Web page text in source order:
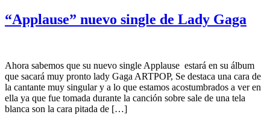
“Applause” nuevo single de Lady Gaga
Ahora sabemos que su nuevo single Applause estará en su álbum
que sacará muy pronto lady Gaga ARTPOP, Se destaca una cara de
la cantante muy singular y a lo que estamos acostumbrados a ver en
ella ya que fue tomada durante la canción sobre sale de una tela
blanca son la cara pitada de […]